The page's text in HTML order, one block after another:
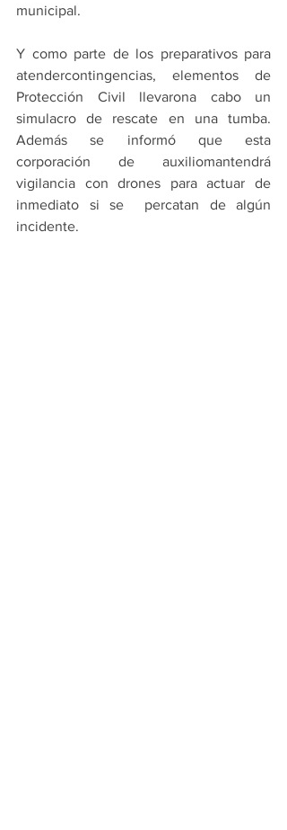
municipal.
Y como parte de los preparativos para
atendercontingencias, elementos de
Protección Civil llevarona cabo un
simulacro de rescate en una tumba.
Además se informó que esta
corporación de auxiliomantendrá
vigilancia con drones para actuar de
inmediato si se  percatan de algún
incidente.